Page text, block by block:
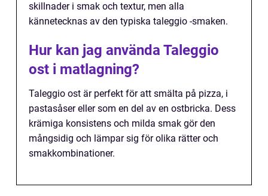
skillnader i smak och textur, men alla
kännetecknas av den typiska taleggio -smaken.
Hur kan jag använda Taleggio
ost i matlagning?
Taleggio ost är perfekt för att smälta på pizza, i
pastasåser eller som en del av en ostbricka. Dess
krämiga konsistens och milda smak gör den
mångsidig och lämpar sig för olika rätter och
smakkombinationer.